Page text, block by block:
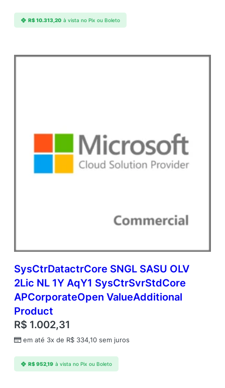
a
R$10.313,20 à vista no Pix ou Boleto
SysCtrDatactrCore SNGL SASU OLV
2Lic NL 1Y AqY1 SysCtrSvrStdCore
APCorporateOpen ValueAdditional
Product
R$ 1.002,31
em até 3x de R$ 334,10 sem juros
R$952,19 à vista no Pix ou Boleto